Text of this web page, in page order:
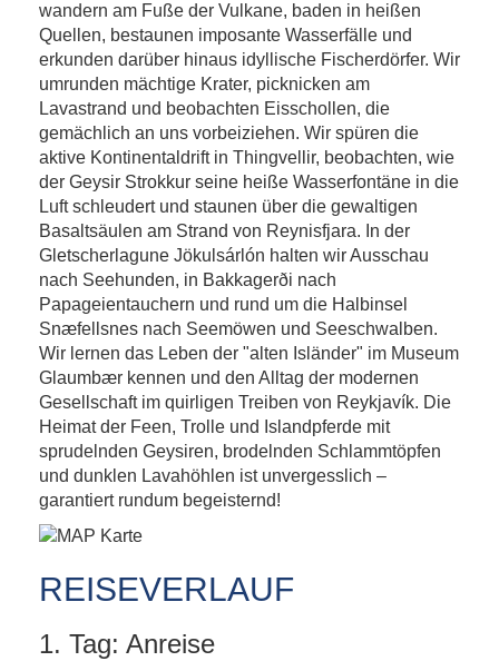
wandern am Fuße der Vulkane, baden in heißen
Quellen, bestaunen imposante Wasserfälle und
erkunden darüber hinaus idyllische Fischerdörfer. Wir
umrunden mächtige Krater, picknicken am
Lavastrand und beobachten Eisschollen, die
gemächlich an uns vorbeiziehen. Wir spüren die
aktive Kontinentaldrift in Thingvellir, beobachten, wie
der Geysir Strokkur seine heiße Wasserfontäne in die
Luft schleudert und staunen über die gewaltigen
Basaltsäulen am Strand von Reynisfjara. In der
Gletscherlagune Jökulsárlón halten wir Ausschau
nach Seehunden, in Bakkagerði nach
Papageientauchern und rund um die Halbinsel
Snæfellsnes nach Seemöwen und Seeschwalben.
Wir lernen das Leben der "alten Isländer" im Museum
Glaumbær kennen und den Alltag der modernen
Gesellschaft im quirligen Treiben von Reykjavík. Die
Heimat der Feen, Trolle und Islandpferde mit
sprudelnden Geysiren, brodelnden Schlammtöpfen
und dunklen Lavahöhlen ist unvergesslich –
garantiert rundum begeisternd!
REISEVERLAUF
1. Tag: Anreise